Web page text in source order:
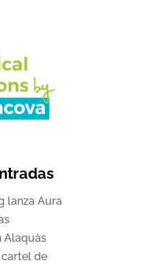
lanza Aura
Alaquàs
de